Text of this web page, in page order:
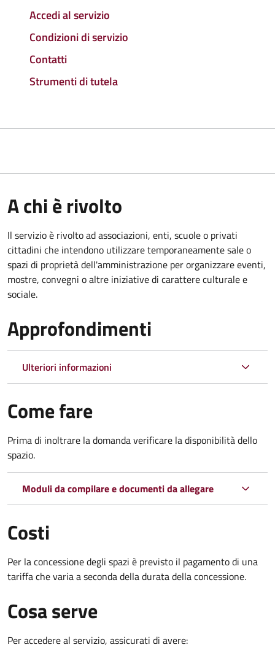
Accedi al servizio
Condizioni di servizio
Contatti
Strumenti di tutela
A chi è rivolto
Il servizio è rivolto ad associazioni, enti, scuole o privati
cittadini che intendono utilizzare temporaneamente sale o
spazi di proprietà dell'amministrazione per organizzare eventi,
mostre, convegni o altre iniziative di carattere culturale e
sociale.
Approfondimenti
Ulteriori informazioni
Come fare
Prima di inoltrare la domanda verificare la disponibilità dello
spazio.
Moduli da compilare e documenti da allegare
Costi
Per la concessione degli spazi è previsto il pagamento di una
tariffa che varia a seconda della durata della concessione.
Cosa serve
Per accedere al servizio, assicurati di avere: